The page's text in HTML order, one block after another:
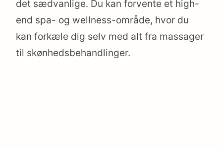
det sædvanlige. Du kan forvente et high-
end spa- og wellness-område, hvor du
kan forkæle dig selv med alt fra massager
til skønhedsbehandlinger.